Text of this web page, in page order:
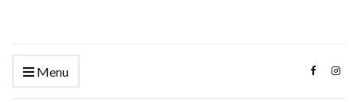
Menu